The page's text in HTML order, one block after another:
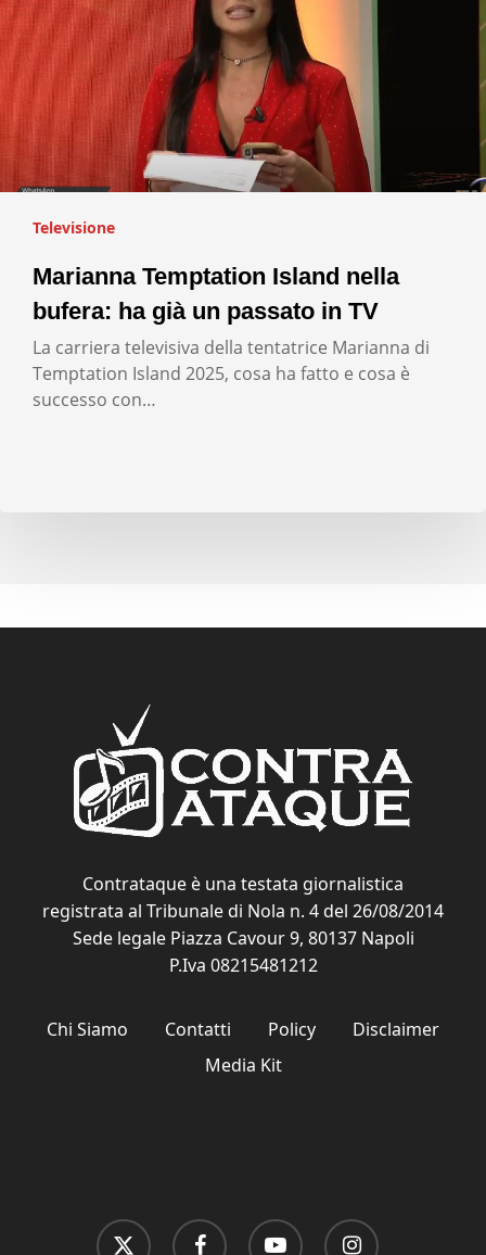
Televisione
Marianna Temptation Island nella
bufera: ha già un passato in TV
La carriera televisiva della tentatrice Marianna di
Temptation Island 2025, cosa ha fatto e cosa è
successo con…
Contrataque è una testata giornalistica
registrata al Tribunale di Nola n. 4 del 26/08/2014
Sede legale Piazza Cavour 9, 80137 Napoli
P.Iva 08215481212
Chi Siamo Contatti Policy
Disclaimer
Media Kit
x-
facebook youtube instagram